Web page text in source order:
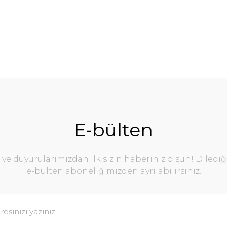
E-bülten
ve duyurularımızdan ilk sizin haberiniz olsun!
e-bülten aboneliğimizden ayrılabilirsiniz.